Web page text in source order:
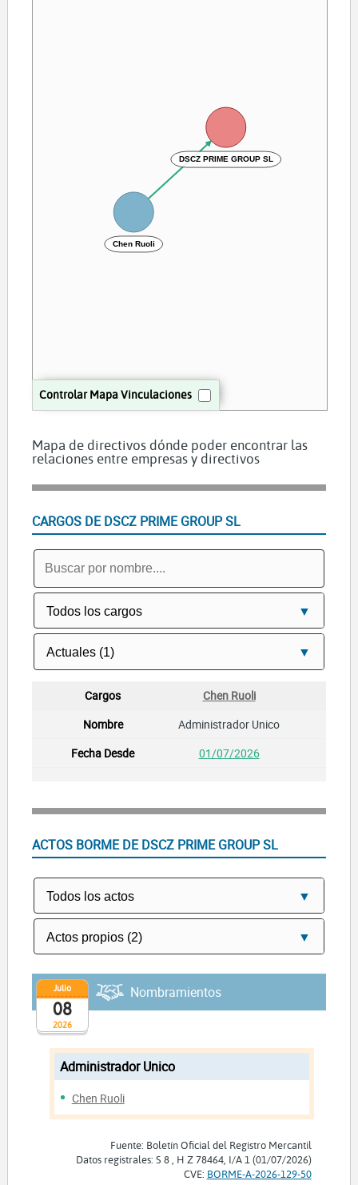
Controlar Mapa Vinculaciones
DSCZ PRIME GROUP SL
Chen Ruoli
Mapa de directivos dónde poder encontrar las
relaciones entre empresas y directivos
CARGOS DE DSCZ PRIME GROUP SL
Chen Ruoli
Administrador Unico
01/07/2026
ACTOS BORME DE DSCZ PRIME GROUP SL
2026
Julio
08
Nombramientos
Administrador Unico
Chen Ruoli
Fuente: Boletín Oficial del Registro Mercantil
Datos registrales: S 8 , H Z 78464, I/A 1 (01/07/2026)
CVE: BORME-A-2026-129-50